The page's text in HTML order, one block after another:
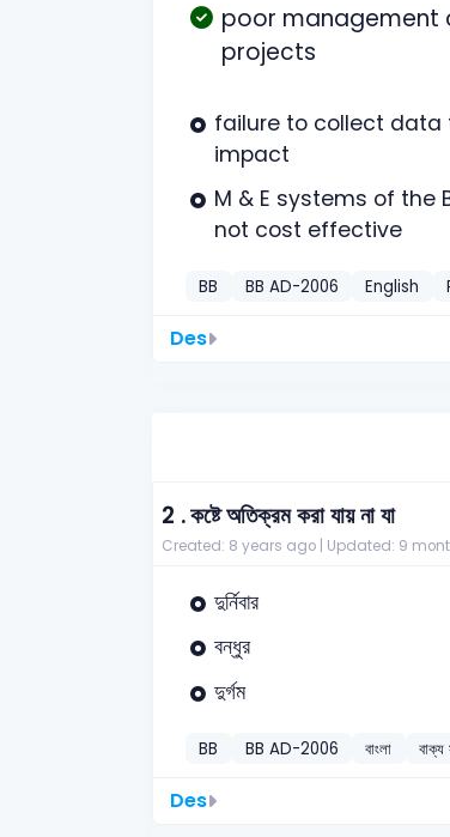
poor management
projects
failure to collect data
impact
M & E systems of the
not cost effective
BB BB AD-2006 English
Des
2 .কষ্টে অতিক্রম করা যায় না যা
Created: 8 years ago | Updated: 9
দুর্নিবার
বন্ধুর
দুর্গম
BB BB AD-2006 বাংলা
Des